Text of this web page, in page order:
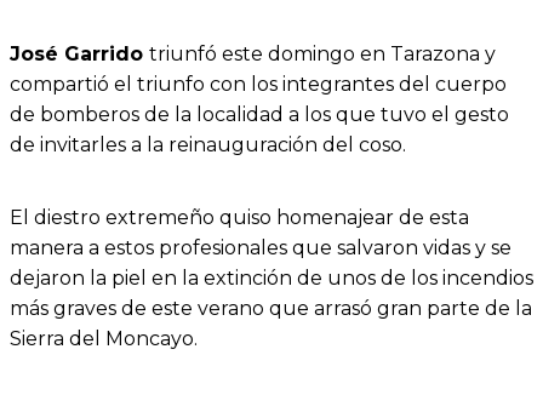
José Garrido triunfó este domingo en Tarazona y
compartió el triunfo con los integrantes del cuerpo
de bomberos de la localidad a los que tuvo el gesto
de invitarles a la reinauguración del coso.
El diestro extremeño quiso homenajear de esta
manera a estos profesionales que salvaron vidas y se
dejaron la piel en la extinción de unos de los incendios
más graves de este verano que arrasó gran parte de la
Sierra del Moncayo.